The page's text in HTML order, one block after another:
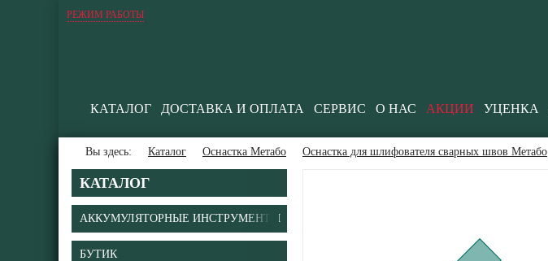
РЕЖИМ РАБОТЫ
КАТАЛОГ ДОСТАВКА И ОПЛАТА СЕРВИС О НАС АКЦИИ УЦЕНКА
Вы здесь: Каталог Оснастка Метабо Оснастка для шлифователя сварных швов Метабо
КАТАЛОГ
АККУМУЛЯТОРНЫЕ ИНСТРУМЕНТЫ
БУТИК